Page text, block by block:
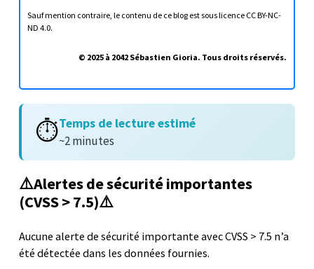
Sauf mention contraire, le contenu de ce blog est sous licence CC BY-NC-
ND 4.0.
© 2025 à 2042 Sébastien Gioria. Tous droits réservés.
⏱️Temps de lecture estimé
~2 minutes
⚠️Alertes de sécurité importantes
(CVSS > 7.5)⚠️
Aucune alerte de sécurité importante avec CVSS > 7.5 n’a
été détectée dans les données fournies.